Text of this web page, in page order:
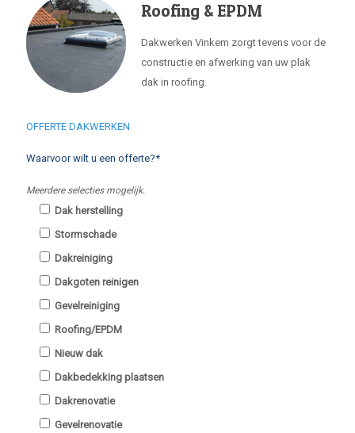
Roofing & EPDM
Dakwerken Vinkem zorgt tevens voor de
constructie en afwerking van uw plak
dak in roofing.
OFFERTE DAKWERKEN
Waarvoor wilt u een offerte?*
Meerdere selecties mogelijk.
Dak herstelling
Stormschade
Dakreiniging
Dakgoten reinigen
Gevelreiniging
Roofing/EPDM
Nieuw dak
Dakbedekking plaatsen
Dakrenovatie
Gevelrenovatie